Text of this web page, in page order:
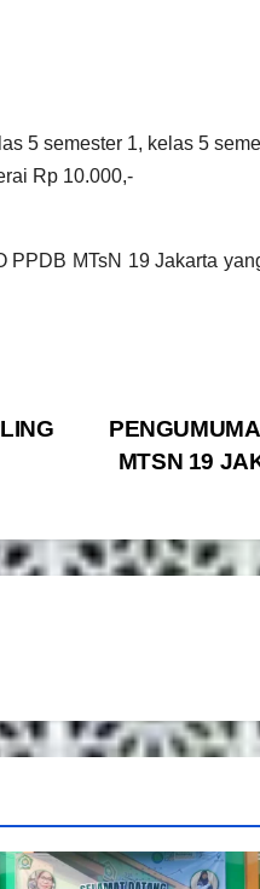
5 semester 1, kelas 5
Rp 10.000,-
MTsN 19 Jakarta
MTSN 19